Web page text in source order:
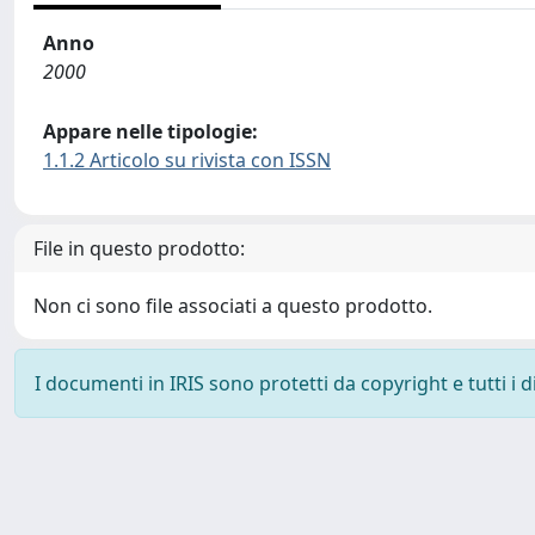
Anno
2000
Appare nelle tipologie:
1.1.2 Articolo su rivista con ISSN
File in questo prodotto:
Non ci sono file associati a questo prodotto.
I documenti in IRIS sono protetti da copyright e tutti i